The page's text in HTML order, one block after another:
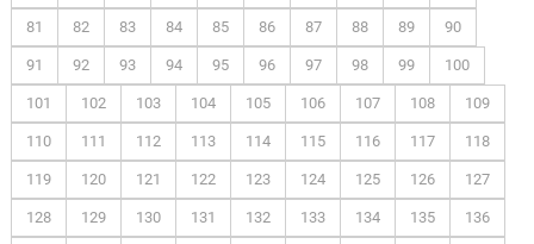
81 82 83 84 85 86 87 88 89 90
91 92 93 94 95 96 97 98 99 100
101 102 103 104 105 106 107 108 109
110 111 112 113 114 115 116 117 118
119 120 121 122 123 124 125 126 127
128 129 130 131 132 133 134 135 136